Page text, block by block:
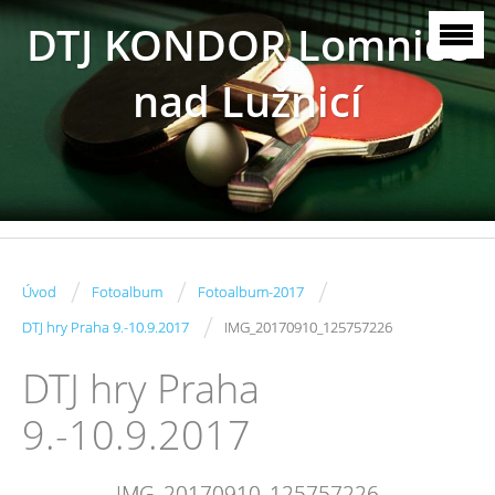
DTJ KONDOR Lomnice
nad Lužnicí
Úvod / Fotoalbum / Fotoalbum-2017 /
DTJ hry Praha 9.-10.9.2017 / IMG_20170910_125757226
DTJ hry Praha
9.-10.9.2017